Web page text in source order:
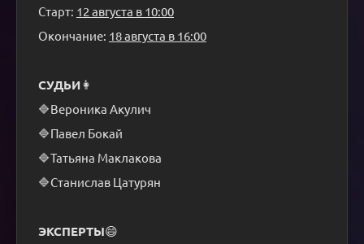
Старт: 12 августа в 10:00
Окончание: 18 августа в 16:00
СУДЬИ👩
🔷Вероника Акулич
🔷Павел Бокай
🔷Татьяна Маклакова
🔷Станислав Цатурян
ЭКСПЕРТЫ😄